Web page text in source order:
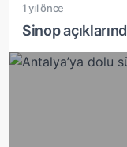
1 yıl önce
Sinop